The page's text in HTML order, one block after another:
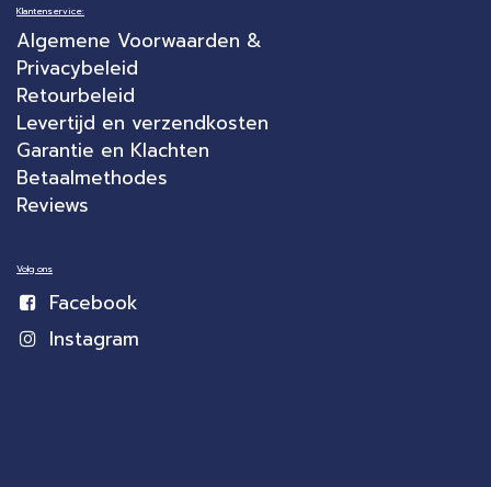
Klantenservice:
Algemene Voorwaarden &
Privacybeleid
Retourbeleid
Levertijd en verzendkosten
Garantie en Klachten
Betaalmethodes
Reviews
Volg ons
Facebook
Instagram